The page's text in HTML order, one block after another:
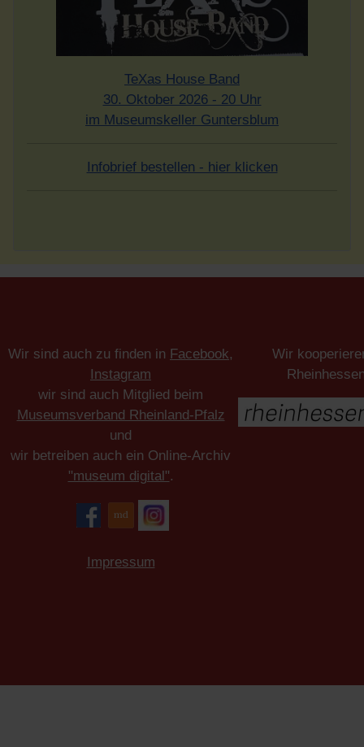
TeXas House Band
30. Oktober 2026 - 20 Uhr
im Museumskeller Guntersblum
Infobrief bestellen - hier klicken
Wir sind auch zu finden in Facebook,
Instagram
wir sind auch Mitglied beim
Museumsverband Rheinland-Pfalz
und
wir betreiben auch ein Online-Archiv
"museum digital".
Impressum
Wir